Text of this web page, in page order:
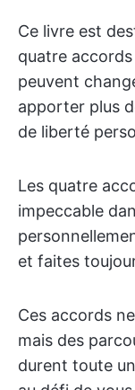
Ce livre est
quatre
peuvent
apporter plus
de liberté
Les quatre
impeccable
et faites
Ces accords
mais des
durent toute